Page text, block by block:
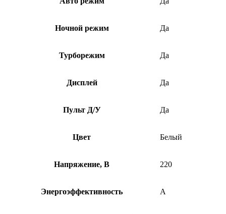
Ночной режим Да
Турборежим Да
Дисплей Да
Пульт Д/У Да
Цвет Белый
Напряжение, В 220
Энергоэффективность A